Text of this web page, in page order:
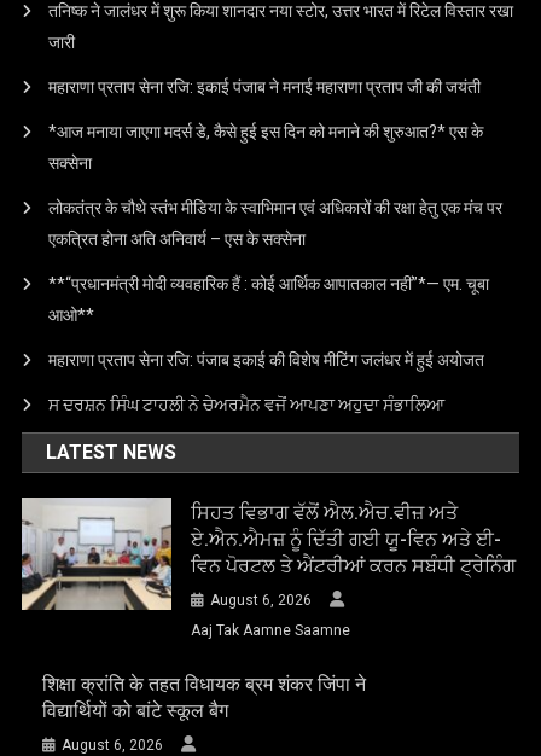
तनिष्क ने जालंधर में शुरू किया शानदार नया स्टोर, उत्तर भारत में रिटेल विस्तार रखा
जारी
महाराणा प्रताप सेना रजि: इकाई पंजाब ने मनाई महाराणा प्रताप जी की जयंती
*आज मनाया जाएगा मदर्स डे, कैसे हुई इस दिन को मनाने की शुरुआत?* एस के
सक्सेना
लोकतंत्र के चौथे स्तंभ मीडिया के स्वाभिमान एवं अधिकारों की रक्षा हेतु एक मंच पर
एकत्रित होना अति अनिवार्य – एस के सक्सेना
**“प्रधानमंत्री मोदी व्यवहारिक हैं : कोई आर्थिक आपातकाल नहीं”*— एम. चूबा
आओ**
महाराणा प्रताप सेना रजि: पंजाब इकाई की विशेष मीटिंग जलंधर में हुई अयोजत
ਸ ਦਰਸ਼ਨ ਸਿੰਘ ਟਾਹਲੀ ਨੇ ਚੇਅਰਮੈਨ ਵਜੋਂ ਆਪਣਾ ਅਹੁਦਾ ਸੰਭਾਲਿਆ
LATEST NEWS
ਸਿਹਤ ਵਿਭਾਗ ਵੱਲੋਂ ਐਲ.ਐਚ.ਵੀਜ਼ ਅਤੇ
ਏ.ਐਨ.ਐਮਜ਼ ਨੂੰ ਦਿੱਤੀ ਗਈ ਯੂ-ਵਿਨ ਅਤੇ ਈ-
ਵਿਨ ਪੋਰਟਲ ਤੇ ਐਂਟਰੀਆਂ ਕਰਨ ਸਬੰਧੀ ਟ੍ਰੇਨਿੰਗ
August 6, 2026
Aaj Tak Aamne Saamne
शिक्षा क्रांति के तहत विधायक ब्रम शंकर जिंपा ने
विद्यार्थियों को बांटे स्कूल बैग
August 6, 2026